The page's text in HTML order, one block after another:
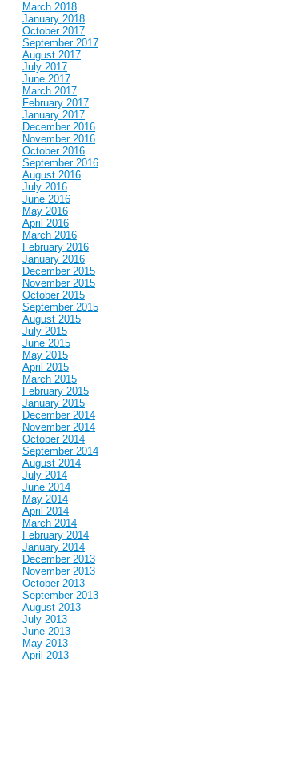
March 2018
January 2018
October 2017
September 2017
August 2017
July 2017
June 2017
March 2017
February 2017
January 2017
December 2016
November 2016
October 2016
September 2016
August 2016
July 2016
June 2016
May 2016
April 2016
March 2016
February 2016
January 2016
December 2015
November 2015
October 2015
September 2015
August 2015
July 2015
June 2015
May 2015
April 2015
March 2015
February 2015
January 2015
December 2014
November 2014
October 2014
September 2014
August 2014
July 2014
June 2014
May 2014
April 2014
March 2014
February 2014
January 2014
December 2013
November 2013
October 2013
September 2013
August 2013
July 2013
June 2013
May 2013
April 2013